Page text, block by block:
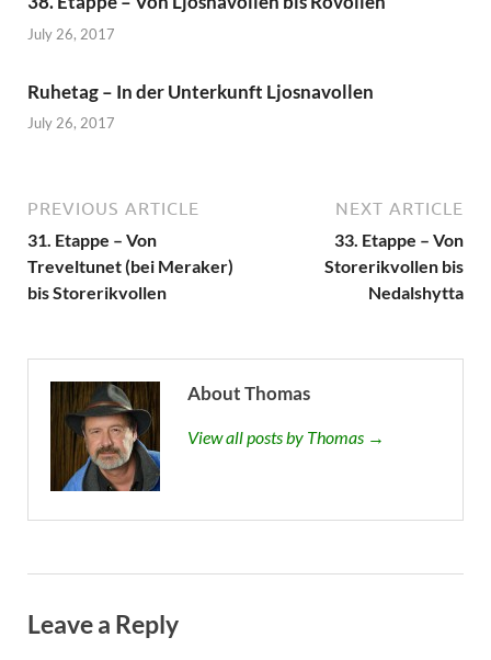
July 26, 2017
Ruhetag – In der Unterkunft Ljosnavollen
July 26, 2017
PREVIOUS ARTICLE
31. Etappe – Von
Treveltunet (bei Meraker)
bis Storerikvollen
NEXT ARTICLE
33. Etappe – Von
Storerikvollen bis
Nedalshytta
About Thomas
View all posts by Thomas →
Leave a Reply